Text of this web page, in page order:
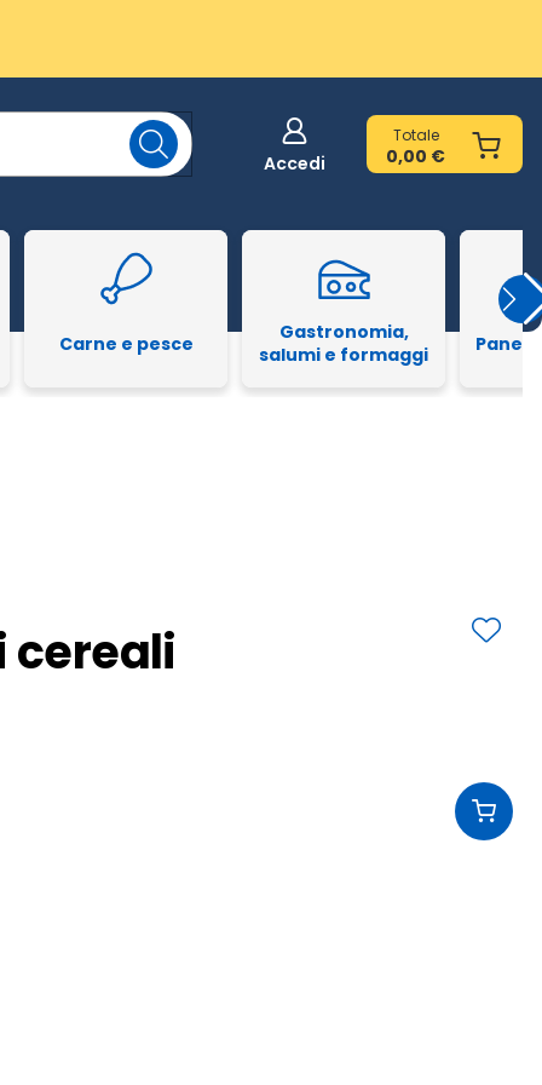
Accedi
Totale
0,00 €
Carne e pesce
Gastronomia,
salumi e formaggi
Pane
cereali